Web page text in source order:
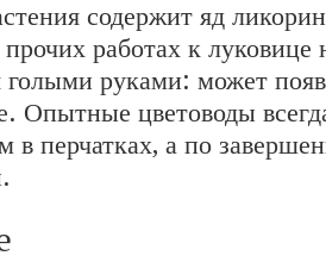
содержит яд
работах к луковице
голыми руками: может
Опытные цветоводы
в перчатках, а по